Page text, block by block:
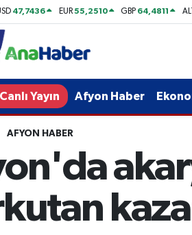
47,7436 EUR55,2510 GBP 64,4811
Yayın Afyon Haber
AFYON HABER
Eczaneler
Durumu
Yoğunluk Haritası
ve Fikstür